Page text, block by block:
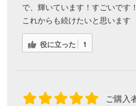
で、輝いています！すごいです！
これからも続けたいと思います
役に立った 1
ご購入